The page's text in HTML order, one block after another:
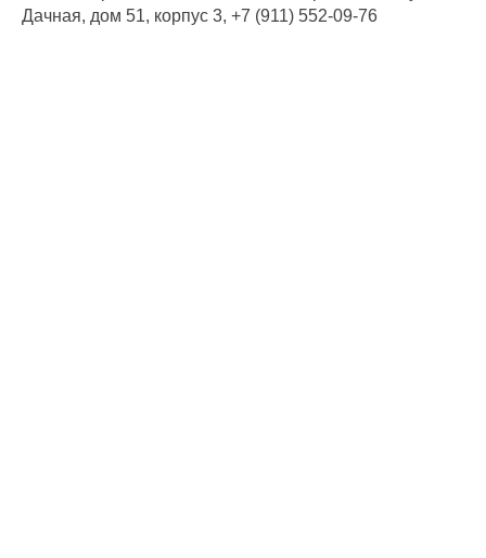
Дачная, дом 51, корпус 3, +7 (911) 552-09-76